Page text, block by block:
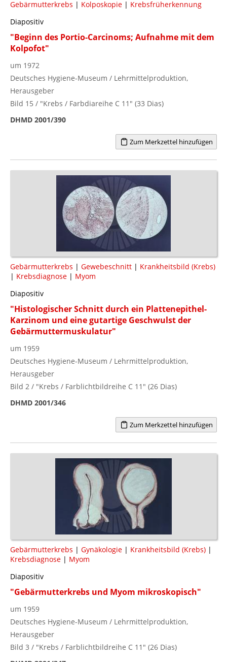
Gebärmutterkrebs | Kolposkopie | Krebsfrüherkennung
Diapositiv
"Beginn des Portio-Carcinoms; Aufnahme mit dem
Kolpofot"
um 1972
Deutsches Hygiene-Museum / Lehrmittelproduktion,
Herausgeber
Bild 15 / "Krebs / Farbdiareihe C 11" (33 Dias)
DHMD 2001/390
Zum Merkzettel hinzufügen
Gebärmutterkrebs | Gewebeschnitt | Krankheitsbild (Krebs)
| Krebsdiagnose | Myom
Diapositiv
"Histologischer Schnitt durch ein Plattenepithel-
Karzinom und eine gutartige Geschwulst der
Gebärmuttermuskulatur"
um 1959
Deutsches Hygiene-Museum / Lehrmittelproduktion,
Herausgeber
Bild 2 / "Krebs / Farblichtbildreihe C 11" (26 Dias)
DHMD 2001/346
Zum Merkzettel hinzufügen
Gebärmutterkrebs | Gynäkologie | Krankheitsbild (Krebs) |
Krebsdiagnose | Myom
Diapositiv
"Gebärmutterkrebs und Myom mikroskopisch"
um 1959
Deutsches Hygiene-Museum / Lehrmittelproduktion,
Herausgeber
Bild 3 / "Krebs / Farblichtbildreihe C 11" (26 Dias)